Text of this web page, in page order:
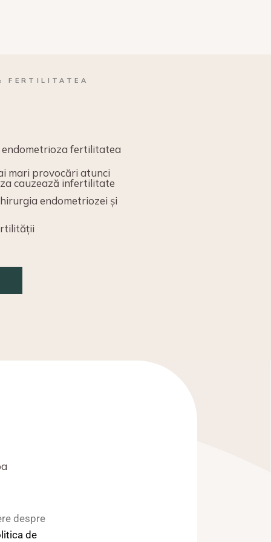
FERTILITATEA
endometrioza fertilitatea
mari provocări atunci
cauzează infertilitate
endometriozei și
despre
de